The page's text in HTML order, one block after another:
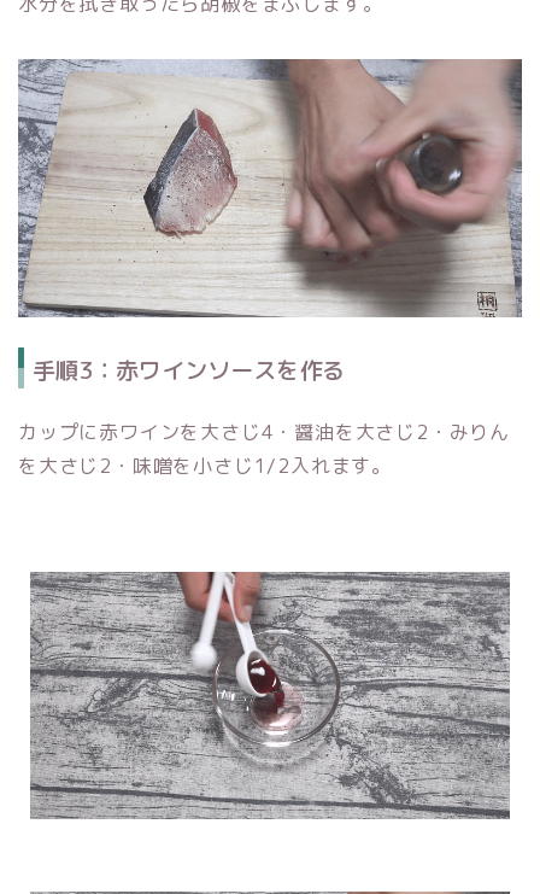
手順3：赤ワインソースを作る
カップに赤ワインを大さじ4・醤油を大さじ2・みりん
を大さじ2・味噌を小さじ1/2入れます。